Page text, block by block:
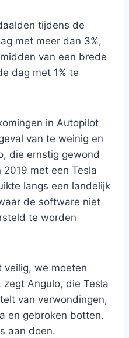
tijdens de
met meer dan 3%,
van een brede
dag met 1% te
in Autopilot
van te weinig en
die ernstig gewond
met een Tesla
langs een landelijk
de software niet
te worden
veilig, we moeten
zegt Angulo, die Tesla
van verwondingen,
en gebroken botten.
aan doen.